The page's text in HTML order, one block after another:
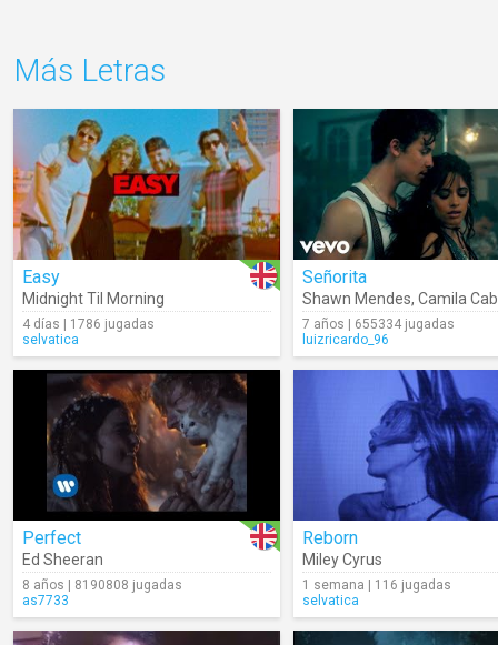
Más Letras
Easy
Midnight Til Morning
4 días | 1786 jugadas
selvatica
Señorita
Shawn Mendes, Camila
7 años | 655334 jugadas
luizricardo_96
Perfect
Ed Sheeran
8 años | 8190808 jugadas
as7733
Reborn
Miley Cyrus
1 semana | 116 jugadas
selvatica